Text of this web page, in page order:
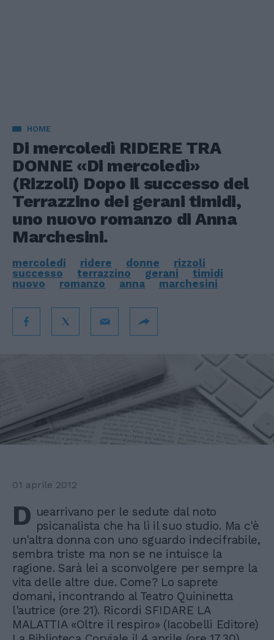
HOME
Di mercoledì RIDERE TRA
DONNE «Di mercoledì»
(Rizzoli) Dopo il successo del
Terrazzino dei gerani timidi,
uno nuovo romanzo di Anna
Marchesini.
mercoledi ridere donne
rizzoli
successo
terrazzino gerani
timidi
nuovo
romanzo anna marchesini
01 aprile 2012
D uearrivano per le sedute dal noto
psicanalista che ha lì il suo studio. Ma c'è
un'altra donna con uno sguardo indecifrabile,
sembra triste ma non se ne intuisce la
ragione. Sarà lei a sconvolgere per sempre la
vita delle altre due. Come? Lo saprete
domani, incontrando al Teatro Quininetta
l'autrice (ore 21). Ricordi SFIDARE LA
MALATTIA «Oltre il respiro» (Iacobelli Editore)